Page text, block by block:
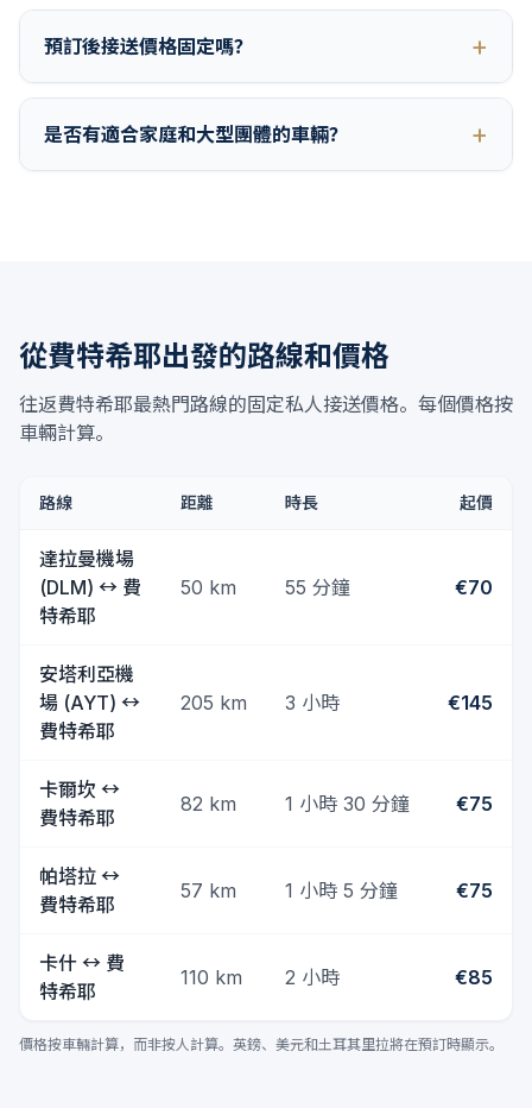
預訂後接送價格固定嗎？
是否有適合家庭和大型團體的車輛？
從費特希耶出發的路線和價格
往返費特希耶最熱門路線的固定私人接送價格。每個價格按
車輛計算。
路線 距離 時長 起價
達拉曼機場
(DLM) ↔ 費
特希耶
50 km 55 分鐘 €70
安塔利亞機
場 (AYT) ↔
費特希耶
205 km 3 小時 €145
卡爾坎 ↔
費特希耶
82 km 1 小時 30 分鐘 €75
帕塔拉 ↔
費特希耶
57 km 1 小時 5 分鐘 €75
卡什 ↔ 費
特希耶
110 km 2 小時 €85
價格按車輛計算，而非按人計算。英鎊、美元和土耳其里拉將在預訂時顯示。